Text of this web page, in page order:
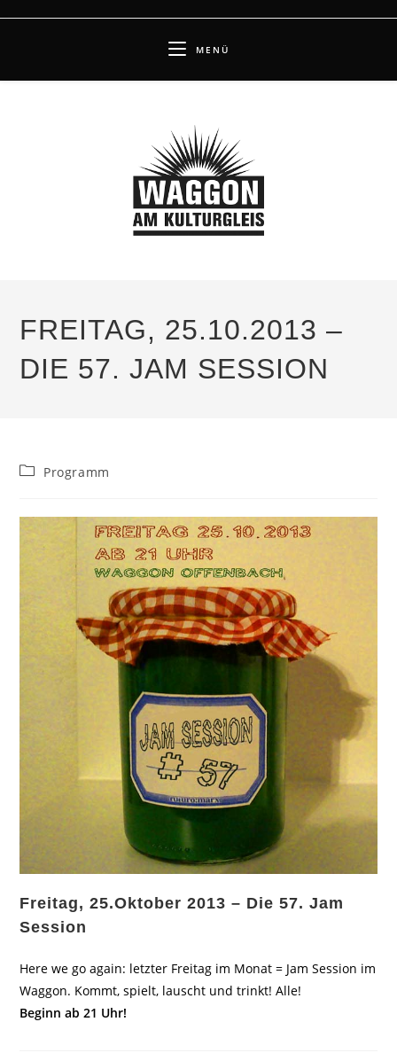
MENÜ
FREITAG, 25.10.2013 –
DIE 57. JAM SESSION
Beitrags-
Programm
Freitag, 25.Oktober 2013 – Die 57. Jam
Session
Here we go again: letzter Freitag im Monat = Jam Session im
Waggon. Kommt, spielt, lauscht und trinkt! Alle!
Beginn ab 21 Uhr!